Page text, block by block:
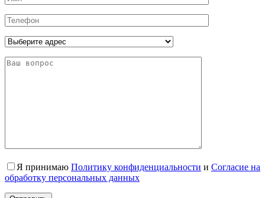
Я принимаю Политику конфиденциальности и Согласие на
обработку персональных данных